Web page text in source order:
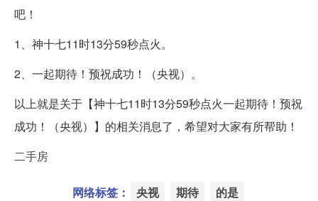
吧！
1、神十七11时13分59秒点火。
2、一起期待！预祝成功！（央视）。
以上就是关于【神十七11时13分59秒点火一起期待！预祝
成功！（央视）】的相关消息了，希望对大家有所帮助！
二手房
网络标签： 央视 期待 的是